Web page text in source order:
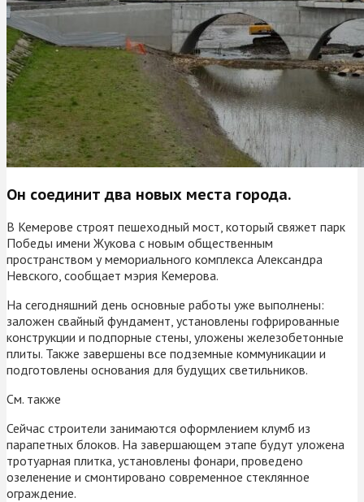
Он соединит два новых места города.
В Кемерове строят пешеходный мост, который свяжет парк
Победы имени Жукова с новым общественным
пространством у мемориального комплекса Александра
Невского, сообщает мэрия Кемерова.
На сегодняшний день основные работы уже выполнены:
заложен свайный фундамент, установлены гофрированные
конструкции и подпорные стены, уложены железобетонные
плиты. Также завершены все подземные коммуникации и
подготовлены основания для будущих светильников.
См. также
Сейчас строители занимаются оформлением клумб из
парапетных блоков. На завершающем этапе будут уложена
тротуарная плитка, установлены фонари, проведено
озеленение и смонтировано современное стеклянное
ограждение.